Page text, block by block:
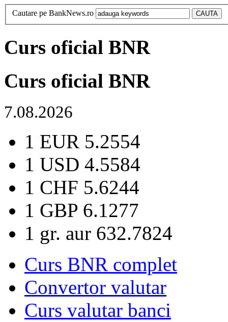
Cautare pe BankNews.ro
Curs oficial BNR
Curs oficial BNR
7.08.2026
1 EUR 5.2554
1 USD 4.5584
1 CHF 5.6244
1 GBP 6.1277
1 gr. aur 632.7824
Curs BNR complet
Convertor valutar
Curs valutar banci